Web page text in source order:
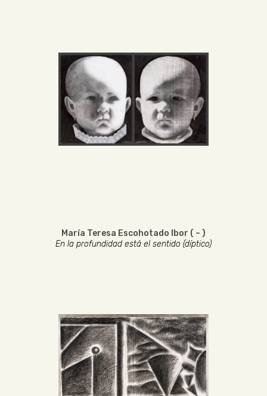
María Teresa Escohotado Ibor ( – )
En la profundidad está el sentido (díptico)